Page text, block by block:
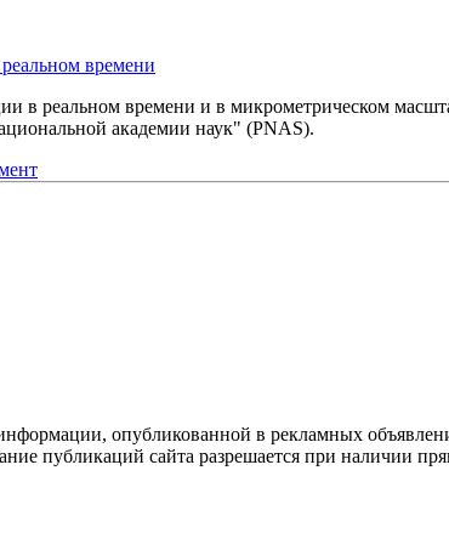
времени
в реальном времени и в микрометрическом
академии наук" (PNAS).
опубликованной в рекламных
публикаций сайта разрешается при наличии